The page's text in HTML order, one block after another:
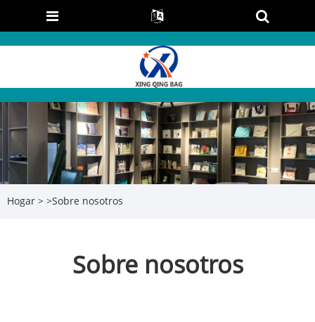
Hogar > >Sobre nosotros
Sobre nosotros